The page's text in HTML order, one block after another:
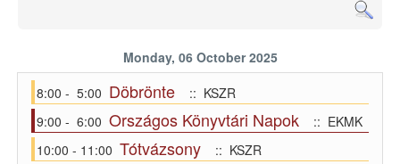
Monday, 06 October 2025
8:00 - 5:00 Döbrönte
:: KSZR
9:00 - 6:00 Országos Könyvtári Napok
:: EKMK
10:00 - 11:00 Tótvázsony
:: KSZR